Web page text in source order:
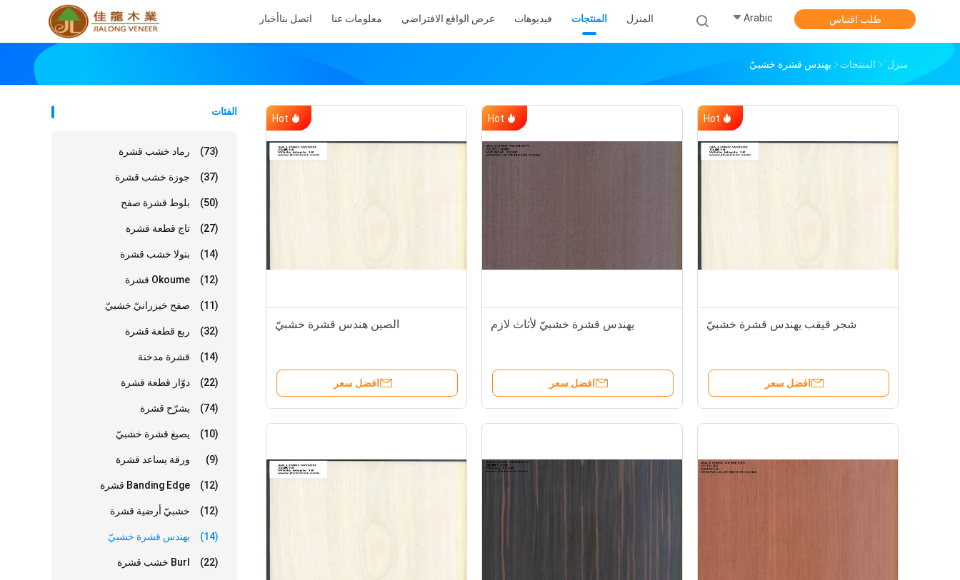
المنزل المنتجات فيديوهات عرض الواقع الافتراضي معلومات عنا اتصل بناأخبار Arabic طلب اقتباس
منزل المنتجات يهندس قشرة خشبيّ
الفئات
رماد خشب قشرة (73)
جوزة خشب قشرة (37)
بلوط قشرة صفح (50)
تاج قطعة قشرة (27)
بتولا خشب قشرة (14)
Okoume قشرة (12)
صفح خيزرانيّ خشبيّ (11)
ربع قطعة قشرة (32)
قشرة مدخنة (14)
دوّار قطعة قشرة (22)
يشرّح قشرة (74)
يصبغ قشرة خشبيّ (10)
ورقة يساعد قشرة (9)
Banding Edge قشرة (12)
خشبيّ أرضية قشرة (12)
يهندس قشرة خشبيّ (14)
Burl خشب قشرة (22)
Hot
الصين هندس قشرة خشبيّ
افضل سعر
Hot
يهندس قشرة خشبيّ لأثاث لازم
افضل سعر
Hot
شجر قيقب يهندس قشرة خشبيّ
افضل سعر